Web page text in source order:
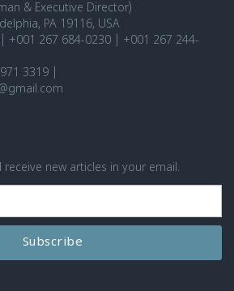
& Executive Director)
PA 19116, USA
+001 267 684-0230 | +001 267 244-
3319 |
new articles in your email.
Subscribe